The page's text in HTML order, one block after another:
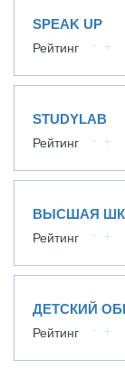
SPEAK UP
Рейтинг
STUDYLAB
Рейтинг
ВЫСШАЯ
Рейтинг
ДЕТСКИЙ
Рейтинг